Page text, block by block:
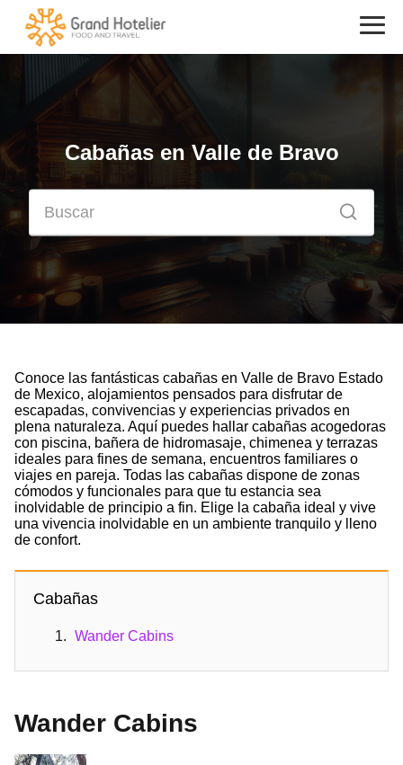
Cabañas en Valle de Bravo
Conoce las fantásticas cabañas en Valle de Bravo Estado
de Mexico, alojamientos pensados para disfrutar de
escapadas, convivencias y experiencias privados en
plena naturaleza. Aquí puedes hallar cabañas acogedoras
con piscina, bañera de hidromasaje, chimenea y terrazas
ideales para fines de semana, encuentros familiares o
viajes en pareja. Todas las cabañas dispone de zonas
cómodos y funcionales para que tu estancia sea
inolvidable de principio a fin. Elige la cabaña ideal y vive
una vivencia inolvidable en un ambiente tranquilo y lleno
de confort.
Cabañas
Wander Cabins
Wander Cabins